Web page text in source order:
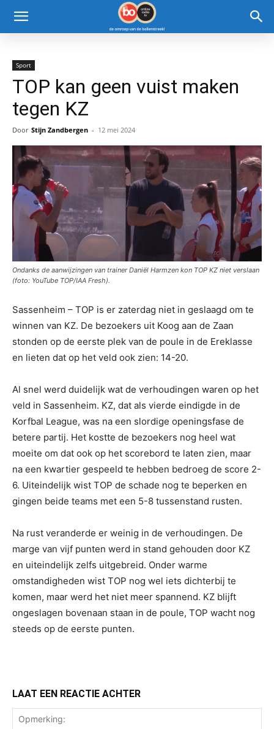
Sport
TOP kan geen vuist maken
tegen KZ
Door Stijn Zandbergen - 12 mei 2024
Ondanks de aanwijzingen van trainer Daniël Harmzen kon TOP KZ niet verslaan
(foto: YouTube TOP/IAA Fresh).
Sassenheim – TOP is er zaterdag niet in geslaagd om te
winnen van KZ. De bezoekers uit Koog aan de Zaan
stonden op de eerste plek van de poule in de Ereklasse
en lieten dat op het veld ook zien: 14-20.
Al snel werd duidelijk wat de verhoudingen waren op het
veld in Sassenheim. KZ, dat als vierde eindigde in de
Korfbal League, was na een slordige openingsfase de
betere partij. Het kostte de bezoekers nog heel wat
moeite om dat ook op het scorebord te laten zien, maar
na een kwartier gespeeld te hebben bedroeg de score 2-
6. Uiteindelijk wist TOP de schade nog te beperken en
gingen beide teams met een 5-8 tussenstand rusten.
Na rust veranderde er weinig in de verhoudingen. De
marge van vijf punten werd in stand gehouden door KZ
en uiteindelijk zelfs uitgebreid. Onder warme
omstandigheden wist TOP nog wel iets dichterbij te
komen, maar werd het niet meer spannend. KZ blijft
ongeslagen bovenaan staan in de poule, TOP wacht nog
steeds op de eerste punten.
LAAT EEN REACTIE ACHTER